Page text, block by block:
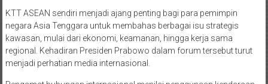
KTT ASEAN sendiri menjadi ajang penting bagi para pemimpin
negara Asia Tenggara untuk membahas berbagai isu strategis
kawasan, mulai dari ekonomi, keamanan, hingga kerja sama
regional. Kehadiran Presiden Prabowo dalam forum tersebut turut
menjadi perhatian media internasional.